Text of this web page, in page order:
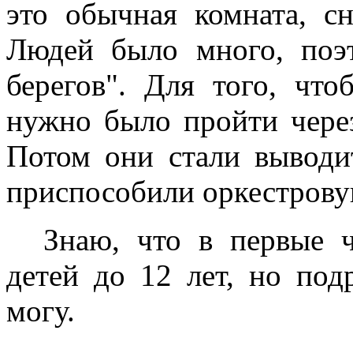
это обычная комната,
Людей было много,
берегов". Для того,
нужно было пройти
Потом они стали
приспособили
Знаю, что в первые
детей до 12 лет, но
могу.